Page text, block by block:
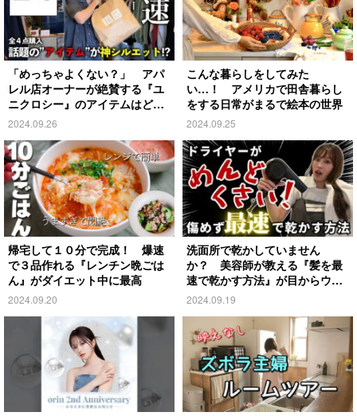
「めっちゃよくない？」 アパ
レル店オーナーが絶賛する『ユ
ニクロシー』のアイテムはど
れ？
2024.09.26
こんな暮らしをしてみた
い…！ アメリカで田舎暮らし
をする日常がまるで絵本の世界
2024.09.25
帰宅して１０分で完成！ 爆速
で３品作れる『レンチン晩ごは
ん』がダイエット中に最高
2024.09.20
洗面所で乾かしていません
か？ 美容師が教える『髪を最
速で乾かす方法』が目からウロ
コ
2024.09.19